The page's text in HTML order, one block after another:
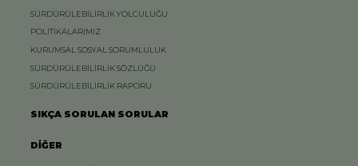
SÜRDÜRÜLEBİLİRLİK YOLCULUĞU
POLİTİKALARIMIZ
KURUMSAL SOSYAL SORUMLULUK
SÜRDÜRÜLEBİLİRLİK SÖZLÜĞÜ
SÜRDÜRÜLEBİLİRLİK RAPORU
SIKÇA SORULAN SORULAR
DİĞER